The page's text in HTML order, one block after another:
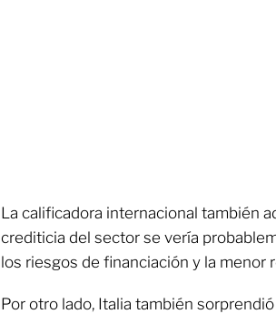
La calificadora internacional también
crediticia del sector se vería
los riesgos de financiación y la menor
Por otro lado, Italia también